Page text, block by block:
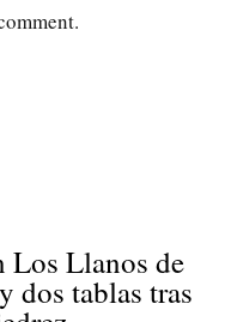
Los Llanos de
dos tablas tras